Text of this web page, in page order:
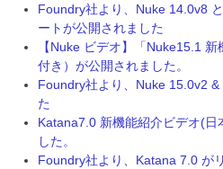
Foundry社より、Nuke 14.0v8
ートが公開されました
【Nuke ビデオ】「Nuke15.1
付き）が公開されました。
Foundry社より、Nuke 15.0v2
た
Katana7.0 新機能紹介ビデオ(日
した。
Foundry社より、Katana 7.0 が